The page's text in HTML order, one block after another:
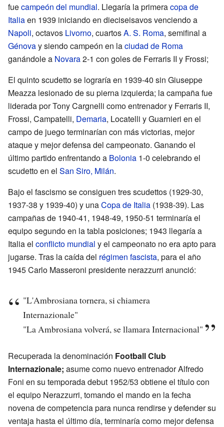
fuecampeón del mundial. Llegaría la primeracopa de
Italiaen 1939 iniciando en dieciseisavos venciendo a
Napoli, octavos Livorno, cuartosA. S. Roma, semifinal a
Génovay siendo campeón en laciudad de Roma
ganándole a Novara2-1 con goles de Ferraris II y Frossi;
El quinto scudetto se lograría en 1939-40 sin Giuseppe
Meazza lesionado de su pierna izquierda; la campaña fue
liderada por Tony Cargnelli como entrenador y Ferraris II,
Frossi, Campatelli, Demaria, Locatelli yGuarnieri en el
campo de juego terminarían con más victorias, mejor
ataque y mejor defensa del campeonato. Ganando el
último partido enfrentando a Bolonia 1-0 celebrando el
scudetto en el San Siro, Milán.
Bajo el fascismo se consiguen tres scudettos (1929-30,
1937-38 y 1939-40) y unaCopa de Italia (1938-39). Las
campañas de 1940-41, 1948-49, 1950-51 terminaría el
equipo segundo en la tabla posiciones; 1943 llegaría a
Italia el conflicto mundial y el campeonato no era apto para
jugarse. Tras la caída del régimen fascista, para el año
1945Carlo Masseroni presidente nerazzurri anunció:
"L'Ambrosiana tornera, si chiamera
Internazionale"
"La Ambrosiana volverá, se llamara Internacional"
Recuperada la denominación Football Club
Internazionale; asume como nuevo entrenador Alfredo
Foni en su temporada debut 1952/53 obtiene el título con
el equipo Nerazzurri, tomando el mando en la fecha
novena de competencia para nunca rendirse y defender su
ventaja hasta el último día, terminaría como mejor defensa